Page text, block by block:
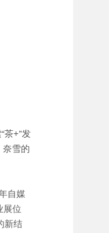
+”发
奈雪的
自媒
展位
新结